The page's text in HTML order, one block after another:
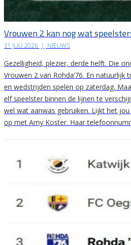
Vrouwen 2 kan nog wat
31 JULI 2026 | NIEUWS
Gezelligheid, plezier, derde helft. Die
Vrouwen 2 van Rohda’76. En
en wedstrijden spelen op zaterdag.
elf speelster binnen de lijnen te
wel wat aanwas gebruiken. Lijkt het
op met Amy Koster. Haar